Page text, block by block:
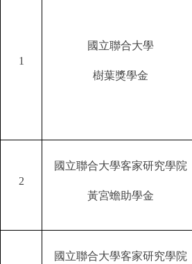
1
國立聯合大學
樹葉獎學金
2
國立聯合大學客家研究學院
黃宮蟾助學金
國立聯合大學客家研究學院